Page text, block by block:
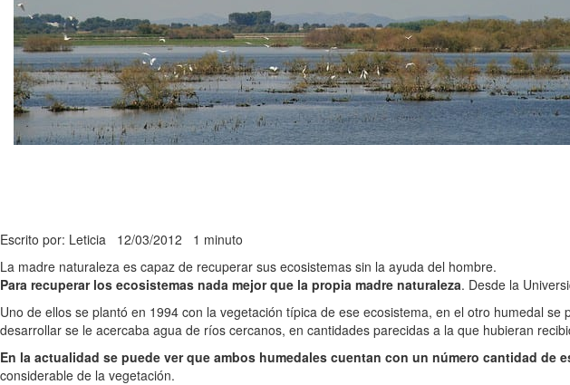
Escrito por: Leticia 12/03/2012 1 minuto
La madre naturaleza es capaz de recuperar sus ecosistemas sin la ayuda del hombre.
Para recuperar los ecosistemas nada mejor que la propia madre naturaleza. Desde la
Uno de ellos se plantó en 1994 con la vegetación típica de ese ecosistema, en el otro humedal
desarrollar se le acercaba agua de ríos cercanos, en cantidades parecidas a la que hubieran
En la actualidad se puede ver que ambos humedales cuentan con un número cantidad de
considerable de la vegetación.